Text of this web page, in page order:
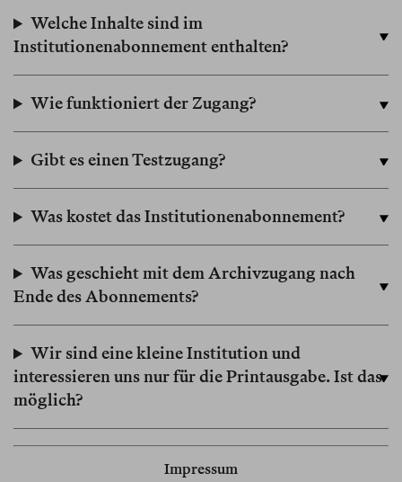
Welche Inhalte sind im
Institutionenabonnement enthalten?
Wie funktioniert der Zugang?
Gibt es einen Testzugang?
Was kostet das Institutionenabonnement?
Was geschieht mit dem Archivzugang nach
Ende des Abonnements?
Wir sind eine kleine Institution und
interessieren uns nur für die Printausgabe. Ist das
möglich?
Impressum